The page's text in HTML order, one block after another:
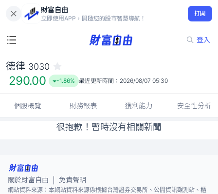
財富自由
立即使用APP，開啟您的股市智慧導航！
打開
登入
290.00
-1.86%
德律 3030
290.00 -1.86% 最近更新時間： 2026/08/07 05:30
個股概覽 財務報表 獲利能力 安全性分析
很抱歉！暫時沒有相關新聞
關於財富自由 免責聲明
網站資料來源：本網站資料來源係根據台灣證券交易所、公開資訊觀測站、櫃